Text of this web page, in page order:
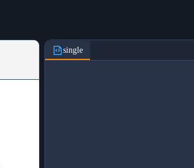
single